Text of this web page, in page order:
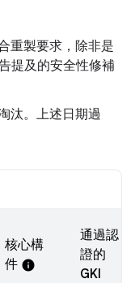
重製要求，除非是
提及的安全性修補
汰。上述日期過
核心構
件 info
通過認
證的
GKI